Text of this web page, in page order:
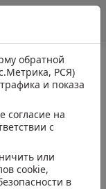
обратной
РСЯ)
и показа
согласие на
с
или
cookie,
в